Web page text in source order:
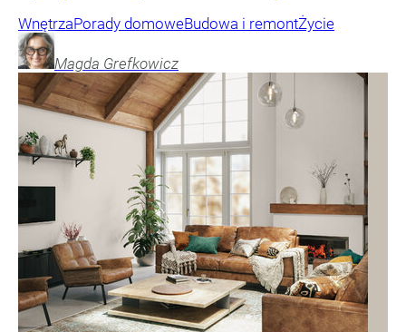
WnętrzaPorady domoweBudowa i remontŻycie
Magda Grefkowicz